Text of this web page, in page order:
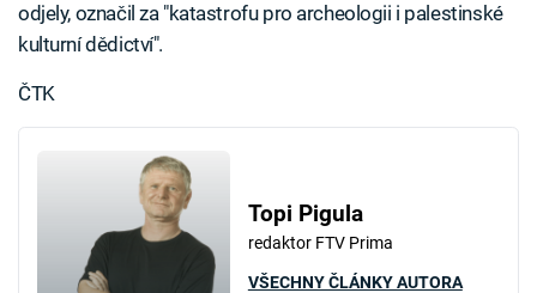
odjely, označil za "katastrofu pro archeologii i palestinské
kulturní dědictví".
ČTK
Topi Pigula
redaktor FTV Prima
VŠECHNY ČLÁNKY AUTORA